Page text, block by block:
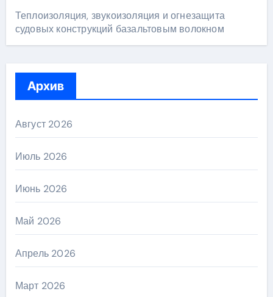
Теплоизоляция, звукоизоляция и огнезащита
судовых конструкций базальтовым волокном
Архив
Август 2026
Июль 2026
Июнь 2026
Май 2026
Апрель 2026
Март 2026